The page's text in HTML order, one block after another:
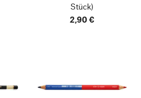
Stück)
2,90 €